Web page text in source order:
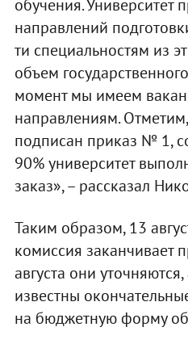
обучения. Университет
направлений
ти специальностям из
объем
момент мы имеем
направлениям.
подписан приказ № 1,
90% университет
заказ», – рассказал
Таким образом, 13
комиссия заканчивает
августа они
известны
на бюджетную форму